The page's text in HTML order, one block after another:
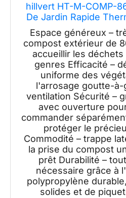
hillvert HT-M-COMP-
De Jardin Rapide
Bac Boite De
Extérieur (860 l,
Goutte,
Espace généreux –
compost extérieur de
accueillir les
genres Efficacité –
uniforme des
l'arrosage goutte-à-
ventilation Sécurité –
avec ouverture
commander
protéger le
Commodité – trappe
la prise du compost
prêt Durabilité –
nécessaire grâce à
polypropylène
solides et de